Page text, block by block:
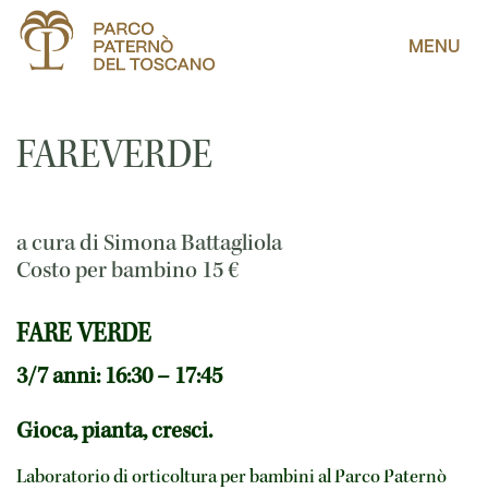
MENU
FAREVERDE
a cura di Simona Battagliola
Costo per bambino 15€
FARE VERDE
3/7 anni: 16:30 – 17:45
Gioca, pianta, cresci.
Laboratorio di orticoltura per bambini al Parco Paternò